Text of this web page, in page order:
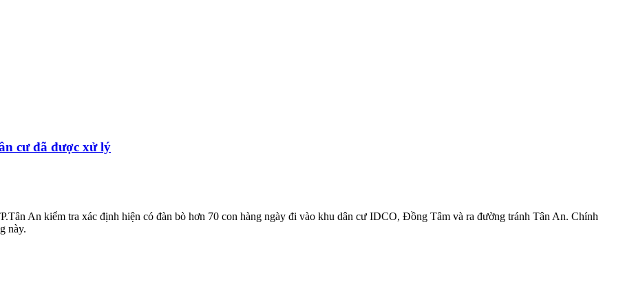
cư đã được xử lý
An kiểm tra xác định hiện có đàn bò hơn 70 con hàng ngày đi vào khu dân cư IDCO, Đồng Tâm và ra đường tránh Tân An. Chính
này.